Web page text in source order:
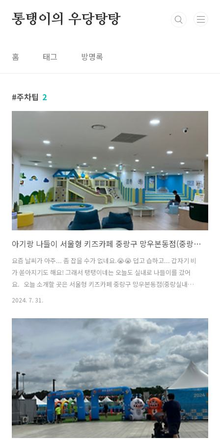
통탱이의 우당탕탕
홈 태그 방명록
주차팁 2
아기랑 나들이 서울형 키즈카페 중랑구 망우본동점(중랑실내놀이터 양원)
요즘 날씨가 아주... 좀 잡을 수가 없네요.😭😭 덥고 습하고... 갑자기 비
가 쏟아지기도 해요! 그래서 탱탱이네는 오늘도 실내로 나들이를 갔어
요. 오늘 소개할 곳은 서울형 키즈카페 중랑구 망우본동점(중랑실내놀
이터 양원)입니다!!중랑구 망우본동점은 올해 5월에 오픈해서 시설도 깔
기 대형 키즈카페도 자주 다녔었는데, 조금 일찍 도착해서 사람이 없는
확 트인 공간이 무서웠는지 안 들어가겠다고 해서 당황했어요.😲😲 하지
만 들어가자마자 대형 공룡 퍼즐에 푹 빠져서 2시간 동안 정신없이 놀다
왔답니다. 중랑실내놀이터 양원중랑실내놀이터 양원은 정말 다양한 놀
거리들로 채워져 있었어요.입구 쪽에는 마킹테이프로 사슴 조형물을 꾸
미기와 끼적이..
2024. 7. 31.